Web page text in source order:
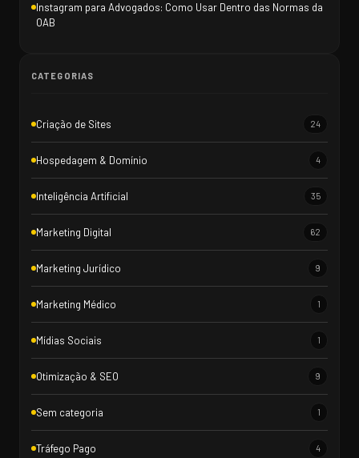
Instagram para Advogados: Como Usar Dentro das Normas da
OAB
CATEGORIAS
Criação de Sites 24
Hospedagem & Domínio 4
Inteligência Artificial 35
Marketing Digital 62
Marketing Jurídico 9
Marketing Médico 1
Mídias Sociais 1
Otimização & SEO 9
Sem categoria 1
Tráfego Pago 4